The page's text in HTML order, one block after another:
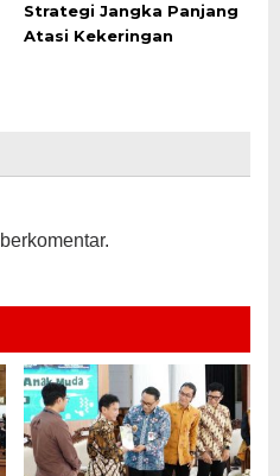
Strategi Jangka Panjang
Atasi Kekeringan